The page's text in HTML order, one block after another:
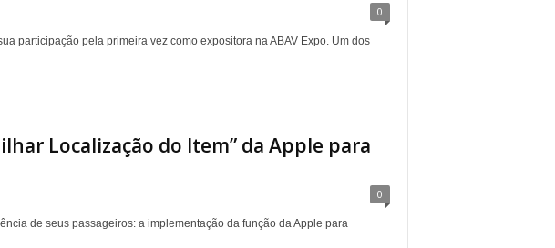
0
participação pela primeira vez como expositora na ABAV Expo. Um dos
Localização do Item” da Apple para
0
de seus passageiros: a implementação da função da Apple para